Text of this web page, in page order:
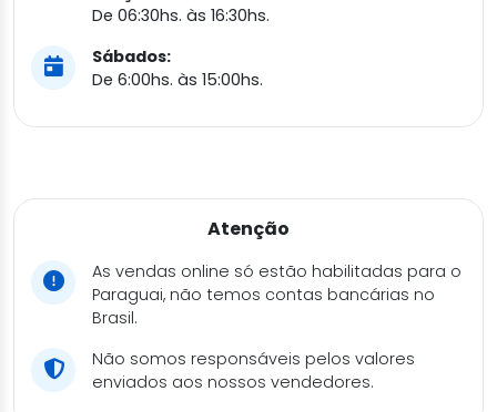
De 06:30hs. às 16:30hs.
Sábados:
De 6:00hs. às 15:00hs.
Atenção
As vendas online só estão habilitadas para o
Paraguai, não temos contas bancárias no
Brasil.
Não somos responsáveis pelos valores
enviados aos nossos vendedores.